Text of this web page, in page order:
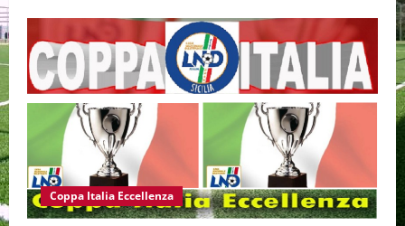
Coppa Italia Eccellenza